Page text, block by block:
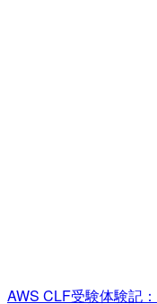
AWS CLF受験体験記